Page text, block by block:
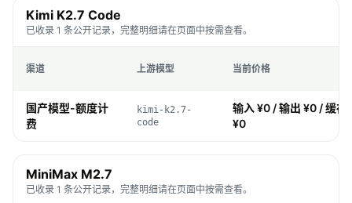
Kimi K2.7 Code
已收录 1 条公开记录，完整明细请在页面中按需查看。
渠道 上游模型 当前价格
国产模型-额度计
费
kimi-k2.7-
code
输入 ¥0 / 输出 ¥0 / 缓存
¥0
MiniMax M2.7
已收录 1 条公开记录，完整明细请在页面中按需查看。